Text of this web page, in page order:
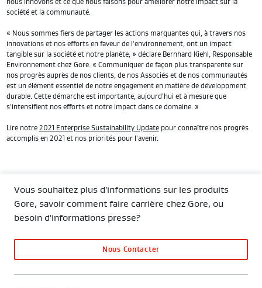
nous innovons et ce que nous faisons pour améliorer notre impact sur la
société et la communauté.
« Nous sommes fiers de partager les actions marquantes qui, à travers nos
innovations et nos efforts en faveur de l'environnement, ont un impact
tangible sur la société et notre planète, » déclare Bernhard Kiehl, Responsable
Environnement chez Gore. « Communiquer de façon plus transparente sur
nos progrès auprès de nos clients, de nos Associés et de nos communautés
est un élément essentiel de notre engagement en matière de développment
durable. Cette démarche est importante, aujourd'hui et à mesure que
s'intensifient nos efforts et notre impact dans ce domaine. »
Lire notre 2021 Enterprise Sustainability Updatepour connaître nos progrès
accomplis en 2021 et nos priorités pour l'avenir.
Vous souhaitez plus d'informations sur les produits
Gore, savoir comment faire carrière chez Gore, ou
besoin d'informations presse?
Nous Contacter